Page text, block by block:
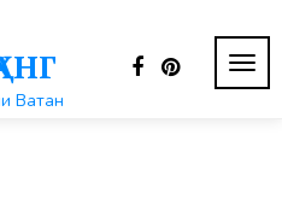
Ватан